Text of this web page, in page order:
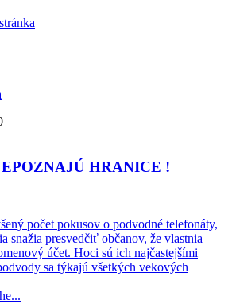
HRANICE !
počet pokusov o podvodné telefonáty,
snažia presvedčiť občanov, že vlastnia
účet. Hoci sú ich najčastejšími
sa týkajú všetkých vekových